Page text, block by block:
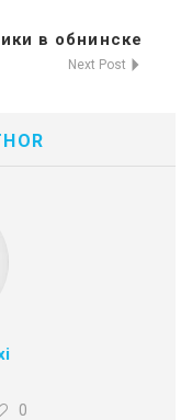
в обнинске
Next Post
0